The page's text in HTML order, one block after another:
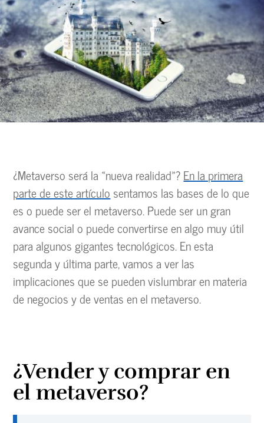
¿Metaverso será la «nueva realidad»?En la primera
parte de este artículo sentamos las bases de lo que
es o puede ser el metaverso. Puede ser un gran
avance social o puede convertirse en algo muy útil
para algunos gigantes tecnológicos. En esta
segunda y última parte, vamos a ver las
implicaciones que se pueden vislumbrar en materia
de negocios y de ventas en el metaverso.
¿Vender y comprar en
el metaverso?